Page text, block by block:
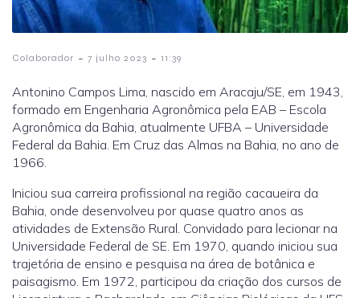
Colaborador - 7 julho 2023 - 11:39
Antonino Campos Lima, nascido em Aracaju/SE, em 1943,
formado em Engenharia Agronômica pela EAB – Escola
Agronômica da Bahia, atualmente UFBA – Universidade
Federal da Bahia. Em Cruz das Almas na Bahia, no ano de
1966.
Iniciou sua carreira profissional na região cacaueira da
Bahia, onde desenvolveu por quase quatro anos as
atividades de Extensão Rural. Convidado para lecionar na
Universidade Federal de SE. Em 1970, quando iniciou sua
trajetória de ensino e pesquisa na área de botânica e
paisagismo. Em 1972, participou da criação dos cursos de